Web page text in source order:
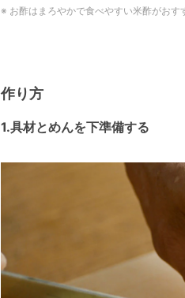
※ お酢はまろやかで食べやすい米酢がお
作り方
1.具材とめんを下準備する